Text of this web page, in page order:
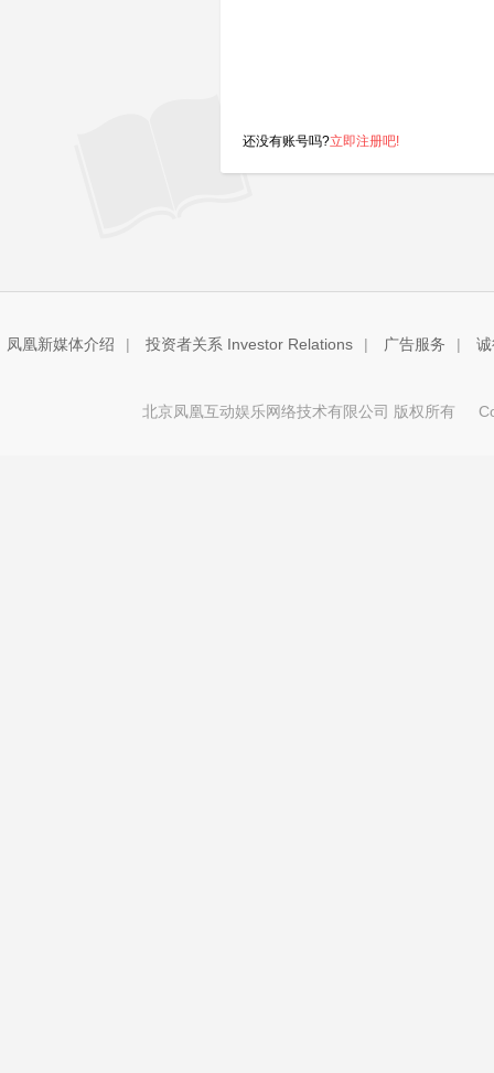
还没有账号吗?立即注册吧!
凤凰新媒体介绍 | 投资者关系 Investor Relations | 广告服务 |
北京凤凰互动娱乐网络技术有限公司 版权所有